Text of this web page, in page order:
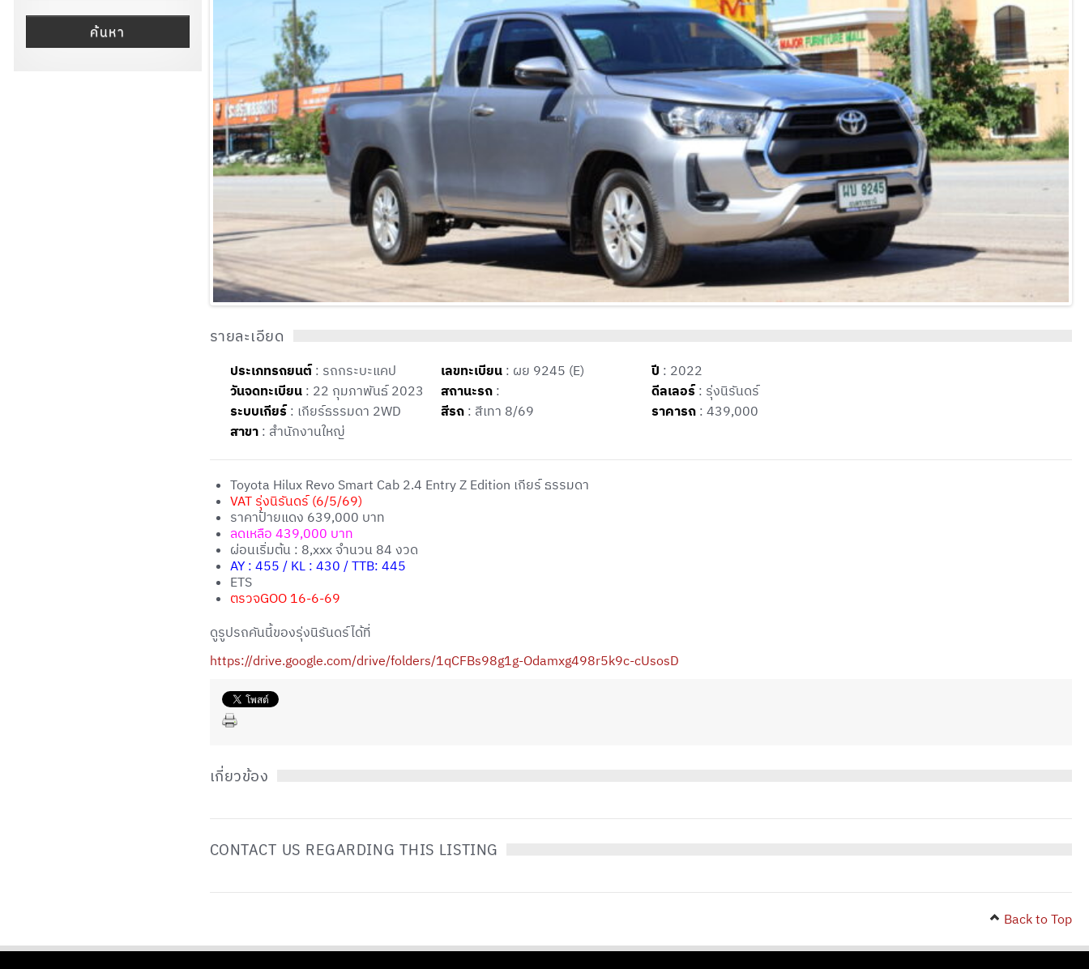
ค้นหา
รายละเอียด
ประเภทรถยนต์: รถกระบะแคป เลขทะเบียน: ผย 9245 (E) ปี : 2022
วันจดทะเบียน: 22 กุมภาพันธ์ 2023 สถานะรถ: ดีลเลอร์: รุ่งนิรันดร์
ระบบเกียร์: เกียร์ธรรมดา 2WD สีรถ: สีเทา 8/69 ราคารถ: 439,000
สาขา: สำนักงานใหญ่
Toyota Hilux Revo Smart Cab 2.4 Entry Z Edition เกียร์ ธรรมดา
VAT รุ่งนิรันดร์ (6/5/69)
ราคาป้ายแดง 639,000 บาท
ลดเหลือ 439,000 บาท
ผ่อนเริ่มต้น : 8,xxx จำนวน 84 งวด
AY : 455 / KL : 430 / TTB: 445
ETS
ตรวจGOO 16-6-69
ดูรูปรถคันนี้ของรุ่งนิรันดร์ได้ที่
https://drive.google.com/drive/folders/1qCFBs98g1g-Odamxg498r5k9c-cUsosD
เกี่ยวข้อง
CONTACT US REGARDING THIS LISTING
Back to Top